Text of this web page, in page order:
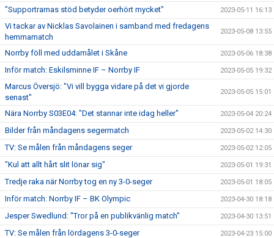
"Supportrarnas stöd betyder oerhört mycket" 2023-05-11 16:13
Vi tackar av Nicklas Savolainen i samband med fredagens
hemmamatch
2023-05-08 13:55
Norrby föll med uddamålet i Skåne 2023-05-06 18:38
Inför match: Eskilsminne IF – Norrby IF 2023-05-05 19:32
Marcus Översjö: "Vi vill bygga vidare på det vi gjorde
senast"
2023-05-05 15:01
Nära Norrby S03E04: "Det stannar inte idag heller" 2023-05-04 20:24
Bilder från måndagens segermatch 2023-05-02 14:30
TV: Se målen från måndagens seger 2023-05-02 12:05
"Kul att allt hårt slit lönar sig" 2023-05-01 19:31
Tredje raka när Norrby tog en ny 3-0-seger 2023-05-01 18:05
Inför match: Norrby IF – BK Olympic 2023-04-30 18:18
Jesper Swedlund: "Tror på en publikvänlig match" 2023-04-30 13:51
TV: Se målen från lördagens 3-0-seger 2023-04-23 15:00